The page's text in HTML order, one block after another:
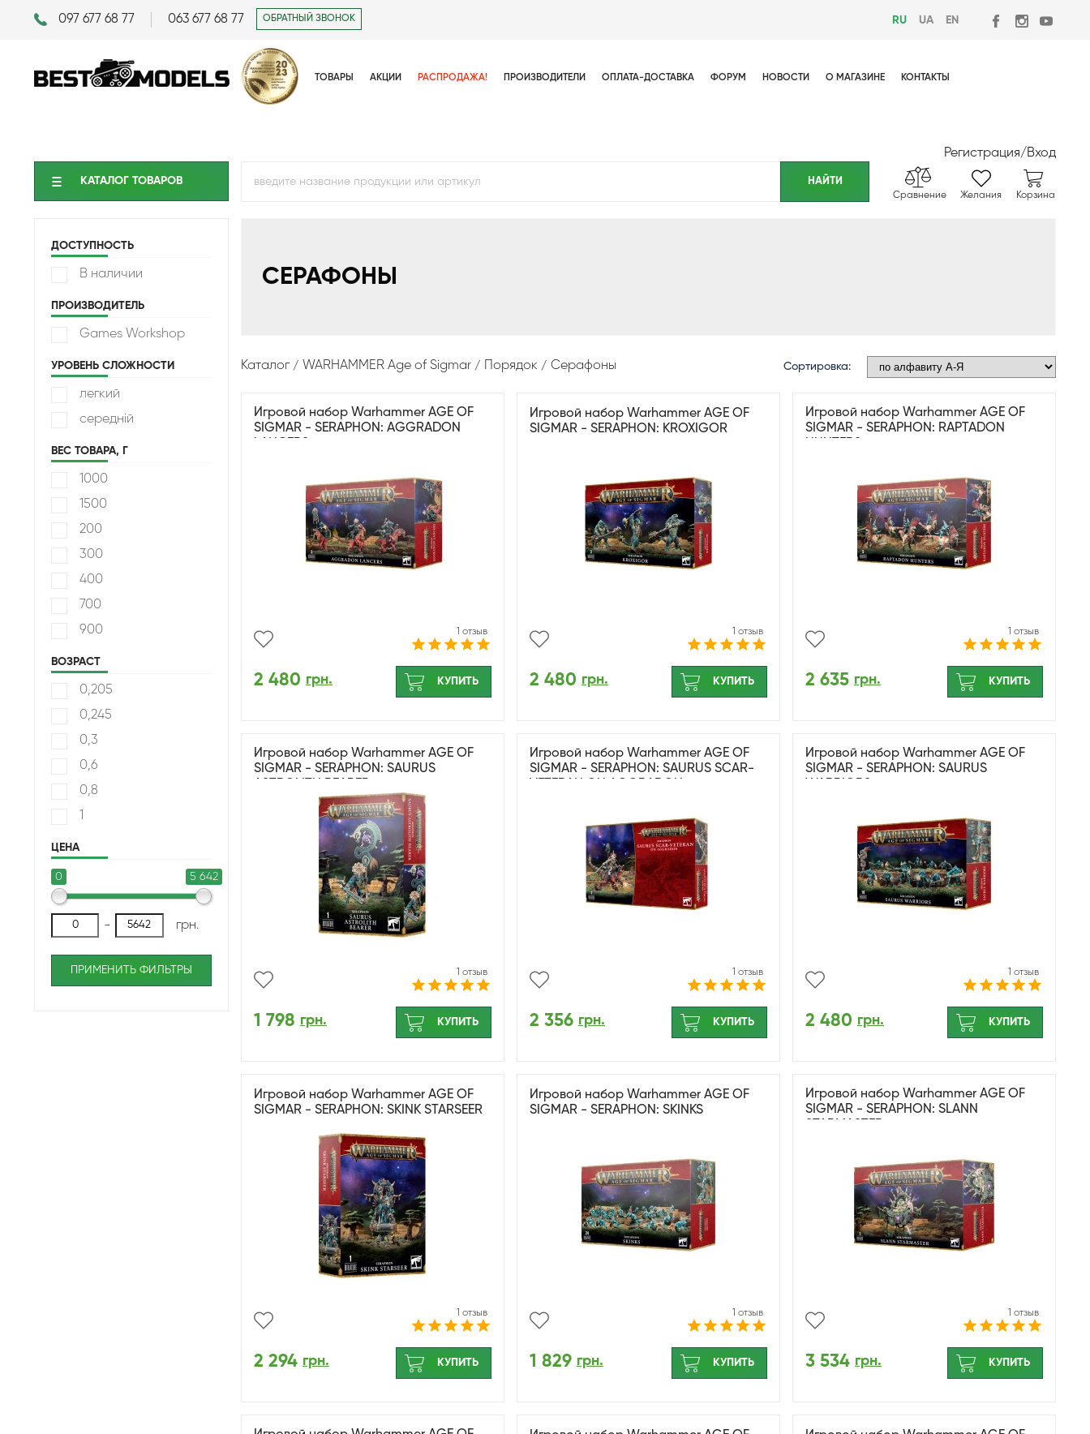
097 677 68 77 063 677 68 77 ОБРАТНЫЙ ЗВОНОК RU UA EN
ТОВАРЫ АКЦИИ РАСПРОДАЖА! ПРОИЗВОДИТЕЛИ ОПЛАТА-ДОСТАВКА ФОРУМ НОВОСТИ О МАГАЗИНЕ КОНТАКТЫ
Регистрация/Вход
КАТАЛОГ ТОВАРОВ
Сравнение Желания Корзина
ДОСТУПНОСТЬ
В наличии
ПРОИЗВОДИТЕЛЬ
Games Workshop
УРОВЕНЬ СЛОЖНОСТИ
легкий
середній
ВЕС ТОВАРА, Г
1000
1500
200
300
400
700
900
ВОЗРАСТ
0,205
0,245
0,3
0,6
0,8
ЦЕНА
0 5 642
- грн.
ПРИМЕНИТЬ ФИЛЬТРЫ
СЕРАФОНЫ
Каталог WARHAMMER Age of Sigmar Порядок Серафоны Сортировка:
Игровой набор Warhammer AGE OF
SIGMAR - SERAPHON: AGGRADON
1 отзыв
2 480 грн. КУПИТЬ
Игровой набор Warhammer AGE OF
SIGMAR - SERAPHON: KROXIGOR
1 отзыв
2 480 грн. КУПИТЬ
Игровой набор Warhammer AGE OF
SIGMAR - SERAPHON: RAPTADON
1 отзыв
2 635 грн. КУПИТЬ
Игровой набор Warhammer AGE OF
SIGMAR - SERAPHON: SAURUS
1 отзыв
1 798 грн. КУПИТЬ
Игровой набор Warhammer AGE OF
SIGMAR - SERAPHON: SAURUS SCAR-
1 отзыв
2 356 грн. КУПИТЬ
Игровой набор Warhammer AGE OF
SIGMAR - SERAPHON: SAURUS
1 отзыв
2 480 грн. КУПИТЬ
Игровой набор Warhammer AGE OF
SIGMAR - SERAPHON: SKINK STARSEER
1 отзыв
2 294 грн. КУПИТЬ
Игровой набор Warhammer AGE OF
SIGMAR - SERAPHON: SKINKS
1 отзыв
1 829 грн. КУПИТЬ
Игровой набор Warhammer AGE OF
SIGMAR - SERAPHON: SLANN
1 отзыв
3 534 грн. КУПИТЬ